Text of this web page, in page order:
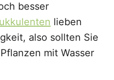
besser
lieben
also sollten Sie
mit Wasser